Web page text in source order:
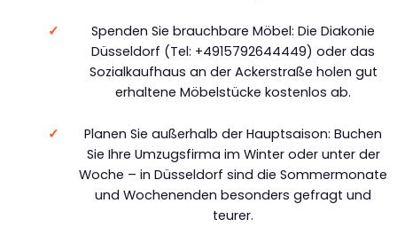
Spenden Sie brauchbare Möbel: Die Diakonie
Düsseldorf (Tel: +4915792644449) oder das
Sozialkaufhaus an der Ackerstraße holen gut
erhaltene Möbelstücke kostenlos ab.
Planen Sie außerhalb der Hauptsaison: Buchen
Sie Ihre Umzugsfirma im Winter oder unter der
Woche – in Düsseldorf sind die Sommermonate
und Wochenenden besonders gefragt und
teurer.